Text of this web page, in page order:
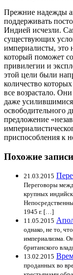
Прежние надежды
поддерживать
Индией исчезли.
существующих
империалисты, это
который поможет
привилегии и
этой цели были
количество
все возрастало.
даже
освободительного
предложение
приспособления к
Похожие записи
21.03.2015
Переговоры
крупных
1945 г. […]
11.05.2015
однако, не то,
империализма.
британского
13.02.2015
проданных во